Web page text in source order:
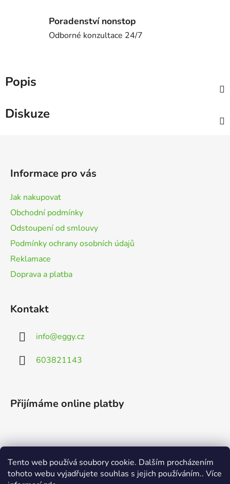
Tento web používá soubory cookie. Dalším procházením
tohoto webu vyjadřujete souhlas s jejich používáním.. Více
Poradenství nonstop
Odborné konzultace 24/7
Popis
Diskuze
Informace pro vás
Jak nakupovat
Obchodní podmínky
Odstoupení od smlouvy
Podmínky ochrany osobních údajů
Reklamace
Doprava a platba
Kontakt
info@eggy.cz
603821143
Přijímáme online platby
Vyhledávání